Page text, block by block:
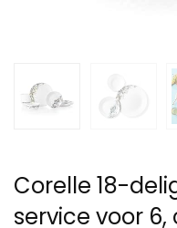
Corelle 18-
service voor